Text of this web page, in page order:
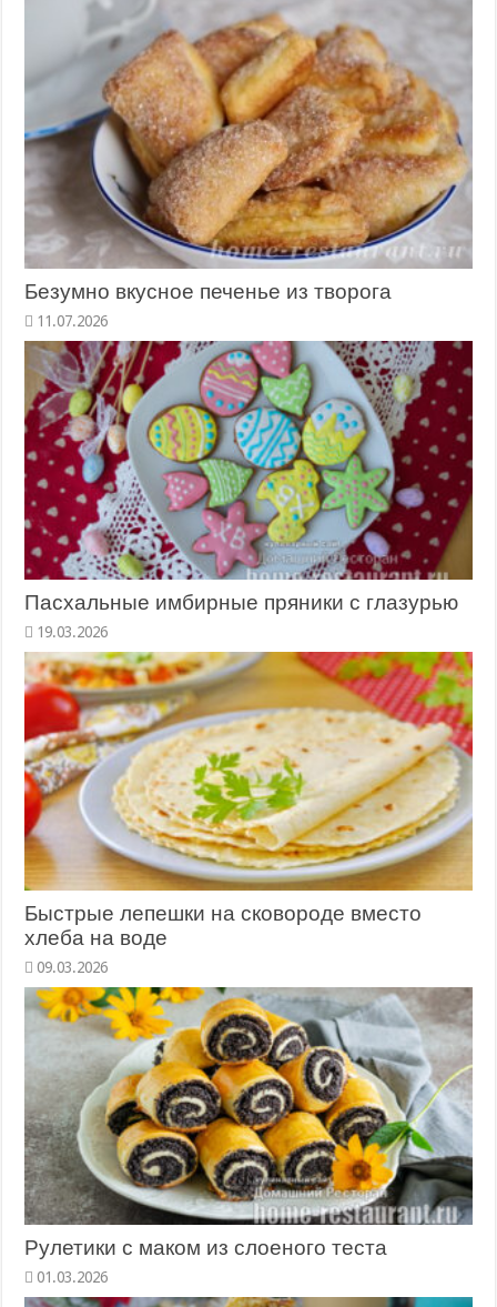
Безумно вкусное печенье из творога
11.07.2026
Пасхальные имбирные пряники с глазурью
19.03.2026
Быстрые лепешки на сковороде вместо
хлеба на воде
09.03.2026
Рулетики с маком из слоеного теста
01.03.2026